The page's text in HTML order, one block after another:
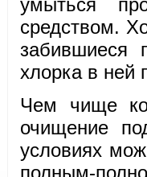
умыться
средством.
забившиеся
хлорка в ней
Чем чище
очищение
условиях